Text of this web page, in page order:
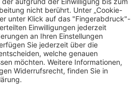
Einstellungen